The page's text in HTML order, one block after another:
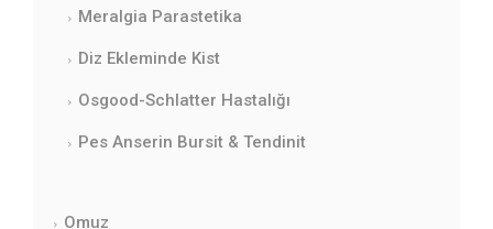
Meralgia Parastetika
Diz Ekleminde Kist
Osgood-Schlatter Hastalığı
Pes Anserin Bursit & Tendinit
Omuz